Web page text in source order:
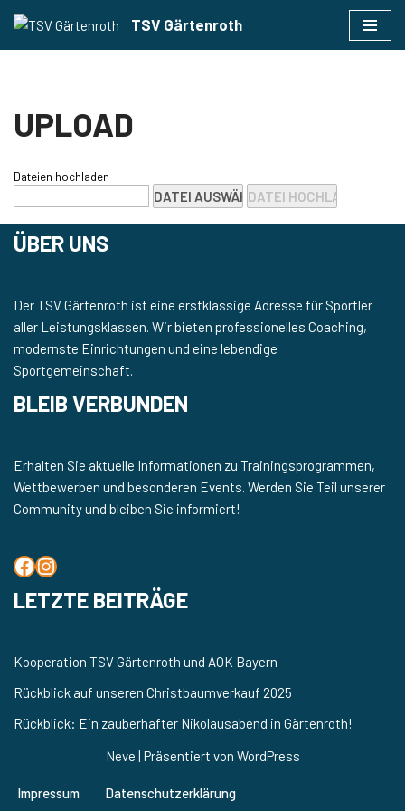
Zum
TSV Gärtenroth
UPLOAD
Dateien hochladen
ÜBER UNS
Der TSV Gärtenroth ist eine erstklassige Adresse für Sportler
aller Leistungsklassen. Wir bieten professionelles Coaching,
modernste Einrichtungen und eine lebendige
Sportgemeinschaft.
BLEIB VERBUNDEN
Erhalten Sie aktuelle Informationen zu Trainingsprogrammen,
Wettbewerben und besonderen Events. Werden Sie Teil unserer
Community und bleiben Sie informiert!
LETZTE BEITRÄGE
Kooperation TSV Gärtenroth und AOK Bayern
Rückblick auf unseren Christbaumverkauf 2025
Rückblick: Ein zauberhafter Nikolausabend in Gärtenroth!
Neve | Präsentiert von WordPress
Impressum Datenschutzerklärung